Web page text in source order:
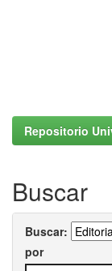
Repositorio
Buscar
Buscar:
por